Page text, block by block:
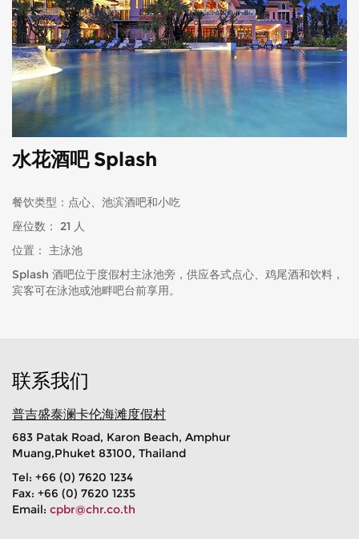
水花酒吧 Splash
餐饮类型：点心、池滨酒吧和小吃
座位数： 21 人
位置： 主泳池
Splash 酒吧位于度假村主泳池旁，供应各式点心、鸡尾酒和饮料，
宾客可在泳池或池畔吧台前享用。
联系我们
普吉盛泰澜卡伦海滩度假村
683 Patak Road, Karon Beach, Amphur
Muang,Phuket 83100, Thailand
Tel: +66 (0) 7620 1234
Fax: +66 (0) 7620 1235
Email: cpbr@chr.co.th